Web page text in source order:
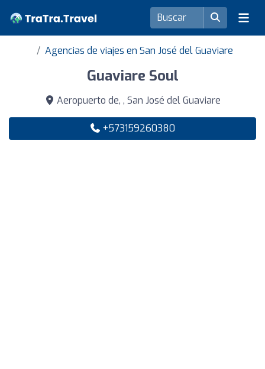
Agencias de viajes en San José del Guaviare
Guaviare Soul
Aeropuerto de, , San José del Guaviare
+573159260380